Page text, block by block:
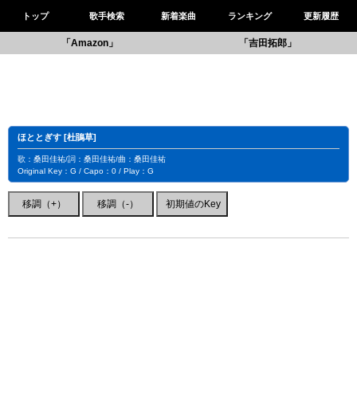
トップ 歌手検索 新着楽曲 ランキング 更新履歴
「Amazon」 「吉田拓郎」
ほととぎす [杜鵑草]
歌：桑田佳祐/詞：桑田佳祐/曲：桑田佳祐
Original Key：G / Capo：0 / Play：G